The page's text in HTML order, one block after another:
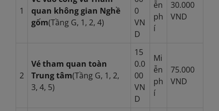
1
quan không gian Nghề
gốm(Tầng G, 1, 2, 4)
0
VN
D
ễn
ph
í
30.000
VND
2
Vé tham quan toàn
Trung tâm(Tầng G, 1, 2,
3, 4, 5)
15
0.0
00
VN
D
Mi
ễn
ph
í
75.000
VND